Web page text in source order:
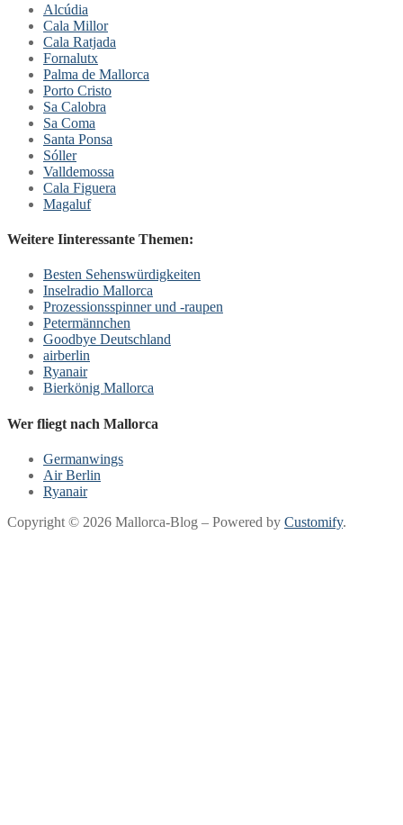
Alcúdia
Cala Millor
Cala Ratjada
Fornalutx
Palma de Mallorca
Porto Cristo
Sa Calobra
Sa Coma
Santa Ponsa
Sóller
Valldemossa
Cala Figuera
Magaluf
Weitere Iinteressante Themen:
Besten Sehenswürdigkeiten
Inselradio Mallorca
Prozessionsspinner und -raupen
Petermännchen
Goodbye Deutschland
airberlin
Ryanair
Bierkönig Mallorca
Wer fliegt nach Mallorca
Germanwings
Air Berlin
Ryanair
Copyright © 2026 Mallorca-Blog – Powered by Customify.